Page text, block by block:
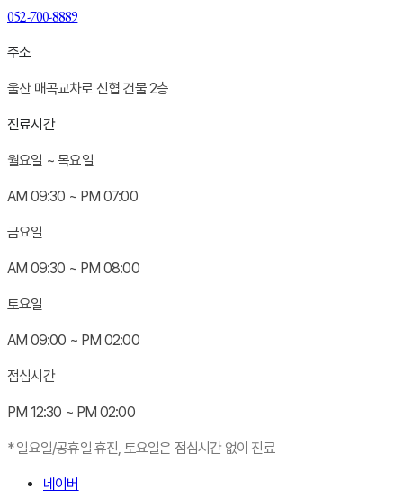
052-700-8889
주소
울산 매곡교차로 신협 건물 2층
진료시간
월요일 ~ 목요일
AM 09:30 ~ PM 07:00
금요일
AM 09:30 ~ PM 08:00
토요일
AM 09:00 ~ PM 02:00
점심시간
PM 12:30 ~ PM 02:00
* 일요일/공휴일 휴진, 토요일은 점심시간 없이 진료
네이버